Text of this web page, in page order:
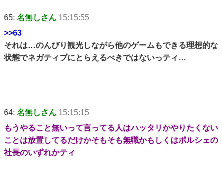
65: 名無しさん 15:15:55
>>63
それは…のんびり観光しながら他のゲームもできる理想的な
状態でネガティブにとらえるべきではないっティ…
64: 名無しさん 15:15:15
もうやること無いって言ってる人はハッタリかやりたくない
ことは放置してるだけかそもそも無職かもしくはポルシェの
社長のいずれかティ